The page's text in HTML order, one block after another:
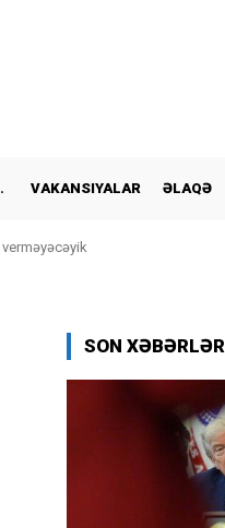
VAKANSIYALAR ƏLAQƏ
SON XƏBƏRLƏR